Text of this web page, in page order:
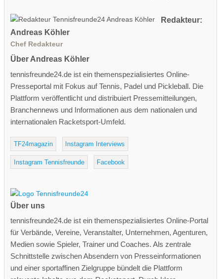
Redakteur:
Andreas Köhler
Chef Redakteur
Über Andreas Köhler
tennisfreunde24.de ist ein themenspezialisiertes Online-
Presseportal mit Fokus auf Tennis, Padel und Pickleball. Die
Plattform veröffentlicht und distribuiert Pressemitteilungen,
Branchennews und Informationen aus dem nationalen und
internationalen Racketsport-Umfeld.
TF24magazin Instagram Interviews
Instagram Tennisfreunde Facebook
Über uns
tennisfreunde24.de ist ein themenspezialisiertes Online-Portal
für Verbände, Vereine, Veranstalter, Unternehmen, Agenturen,
Medien sowie Spieler, Trainer und Coaches. Als zentrale
Schnittstelle zwischen Absendern von Presseinformationen
und einer sportaffinen Zielgruppe bündelt die Plattform